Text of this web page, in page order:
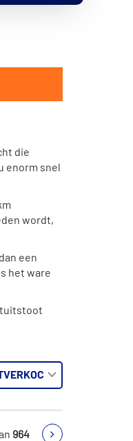
die
enorm snel
wordt,
een
het ware
964